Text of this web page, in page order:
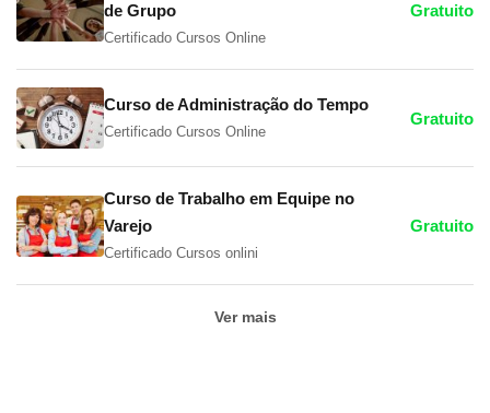
de Grupo
Certificado Cursos Online
Gratuito
Curso de Administração do Tempo
Certificado Cursos Online
Gratuito
Curso de Trabalho em Equipe no
Varejo
Certificado Cursos onlini
Gratuito
Ver mais